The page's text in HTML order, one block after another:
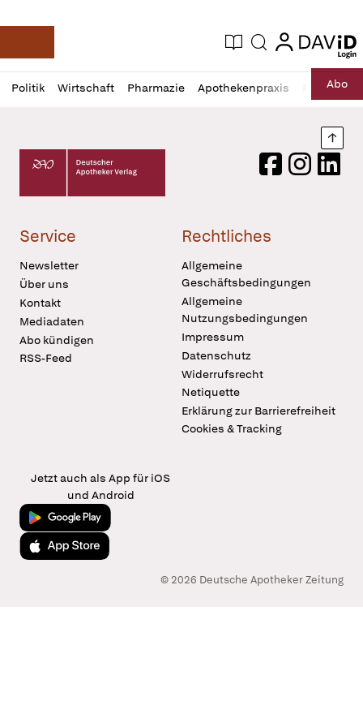
Deutsche Apotheker Zeitung
Aktuelle Ausgabe
Suche login
login
Politik Wirtschaft Pharmazie Apothekenpraxis RechtAbo
Profil
öffnen
Daz
Pur
Deutscher Apotheker Verlag Logo
FacebookInstagram
Service
Newsletter
Über uns
Kontakt
Mediadaten
Abo kündigen
RSS-Feed
Rechtliches
Allgemeine
Geschäftsbedingungen
Allgemeine
Nutzungsbedingungen
Impressum
Datenschutz
Widerrufsrecht
Netiquette
Erklärung zur Barrierefreiheit
Cookies & Tracking
Jetzt auch als App für iOS
und Android
Jetzt bei Google Play
Laden im App Store
© 2026 Deutsche Apotheker Zeitung